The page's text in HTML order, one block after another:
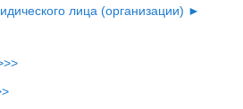
лица (организации) ►